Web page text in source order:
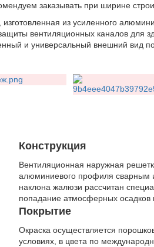
заказывать при ширине
из усиленного
вентиляционных каналов для
и универсальный внешний вид
Конструкция
Вентиляционная наружная
алюминиевого профиля сварным
наклона жалюзи рассчитан
попадание атмосферных
Покрытие
Окраска осуществляется
условиях, в цвета по